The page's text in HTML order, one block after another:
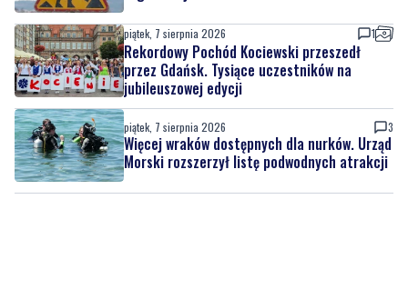
sobota, 8 sierpnia 2026
Ważna informacja dla kierowców! Zmiany w
organizacji ruchu
piątek, 7 sierpnia 2026
Rekordowy Pochód Kociewski przeszedł
przez Gdańsk. Tysiące uczestników na
jubileuszowej edycji
piątek, 7 sierpnia 2026 3